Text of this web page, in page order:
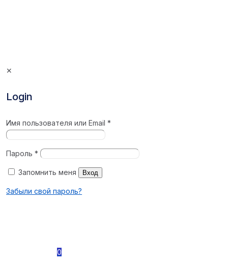
✕
Login
Имя пользователя или Email*
Пароль*
Запомнить меня Вход
Забыли свой пароль?
0